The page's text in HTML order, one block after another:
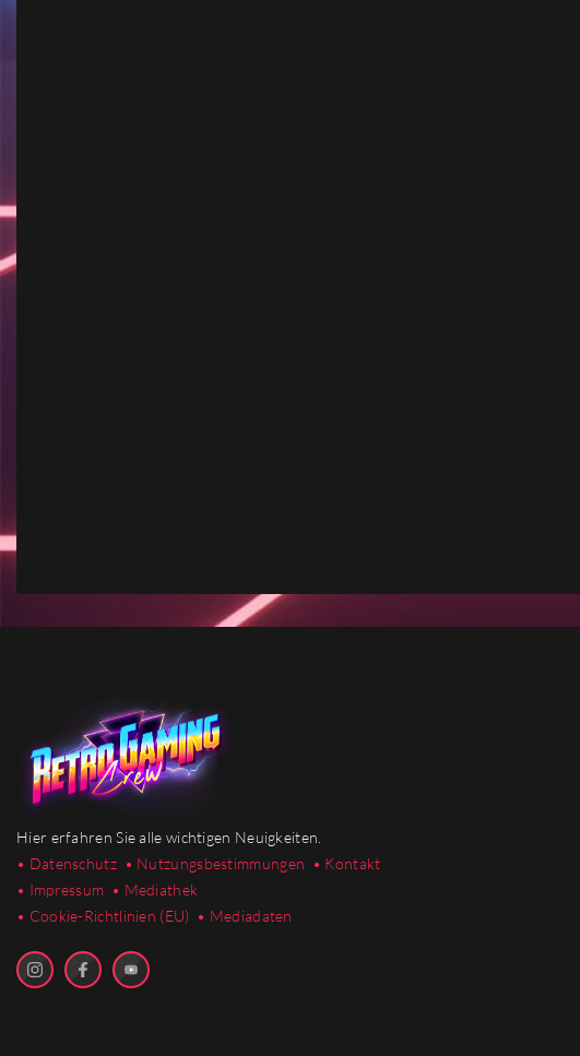
Hier erfahren Sie alle wichtigen Neuigkeiten.
• Datenschutz • Nutzungsbestimmungen • Kontakt
• Impressum • Mediathek
• Cookie-Richtlinien (EU) • Mediadaten